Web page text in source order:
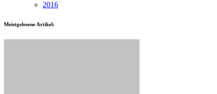
2016
Meistgelesene Artikel: